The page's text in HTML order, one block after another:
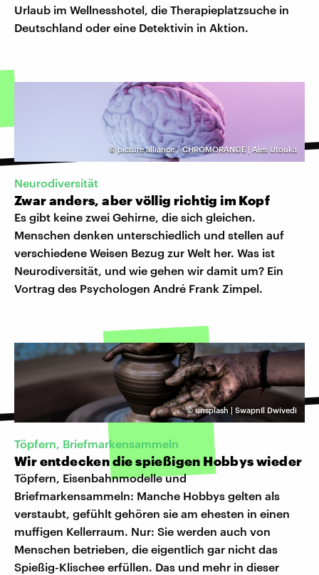
Urlaub im Wellnesshotel, die Therapieplatzsuche in
Deutschland oder eine Detektivin in Aktion.
©picture alliance / CHROMORANGE | Ales Utouka
Neurodiversität
Zwar anders, aber völlig richtig im Kopf
Es gibt keine zwei Gehirne, die sich gleichen.
Menschen denken unterschiedlich und stellen auf
verschiedene Weisen Bezug zur Welt her. Was ist
Neurodiversität, und wie gehen wir damit um? Ein
Vortrag des Psychologen André Frank Zimpel.
©unsplash | SwapnIl Dwivedi
Töpfern, Briefmarkensammeln
Wir entdecken die spießigen Hobbys wieder
Töpfern, Eisenbahnmodelle und
Briefmarkensammeln: Manche Hobbys gelten als
verstaubt, gefühlt gehören sie am ehesten in einen
muffigen Kellerraum. Nur: Sie werden auch von
Menschen betrieben, die eigentlich gar nicht das
Spießig-Klischee erfüllen. Das und mehr in dieser